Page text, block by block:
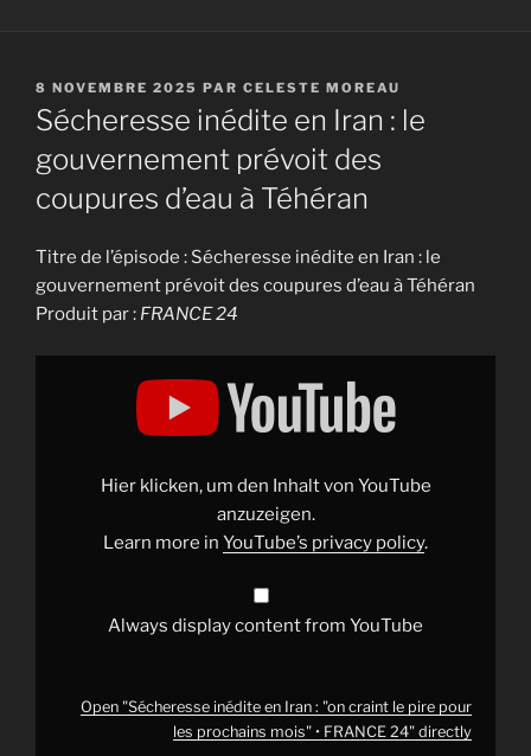
PUBLIÉ
LE
8 NOVEMBRE 2025 PAR CELESTE MOREAU
Sécheresse inédite en Iran : le
gouvernement prévoit des
coupures d’eau à Téhéran
Titre de l’épisode : Sécheresse inédite en Iran : le
gouvernement prévoit des coupures d’eau à Téhéran
Produit par : FRANCE 24
Display
Hier klicken, um den Inhalt von YouTube
anzuzeigen.
Learn more in YouTube’s privacy policy.
Always display content from YouTube
Open "Sécheresse inédite en Iran : "on craint le pire pour
les prochains mois" • FRANCE 24" directly